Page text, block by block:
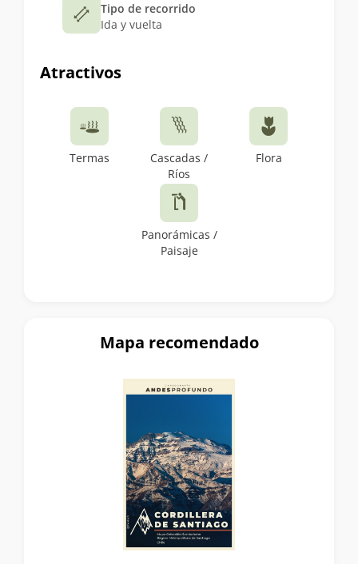
Tipo de recorrido
Ida y vuelta
Atractivos
Termas
Cascadas /
Ríos
Flora
Panorámicas /
Paisaje
Mapa recomendado